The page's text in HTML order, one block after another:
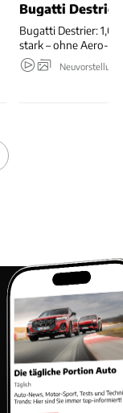
Bugatti
Bugatti Destrier: 1,00
stark – ohne Aero-